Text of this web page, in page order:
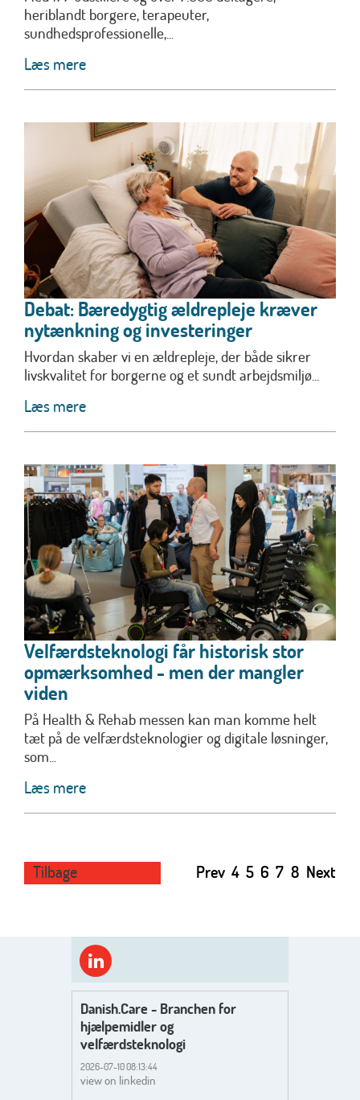
heriblandt borgere, terapeuter,
sundhedsprofessionelle,...
Læs mere
Debat: Bæredygtig ældrepleje kræver
nytænkning og investeringer
Hvordan skaber vi en ældrepleje, der både sikrer
livskvalitet for borgerne og et sundt arbejdsmiljø...
Læs mere
Velfærdsteknologi får historisk stor
opmærksomhed - men der mangler
viden
På Health & Rehab messen kan man komme helt
tæt på de velfærdsteknologier og digitale løsninger,
som...
Læs mere
Tilbage Prev 4 5 6 7 8 Next
Danish.Care - Branchen for
hjælpemidler og
velfærdsteknologi
2026-07-10 08:13:44
view on linkedin